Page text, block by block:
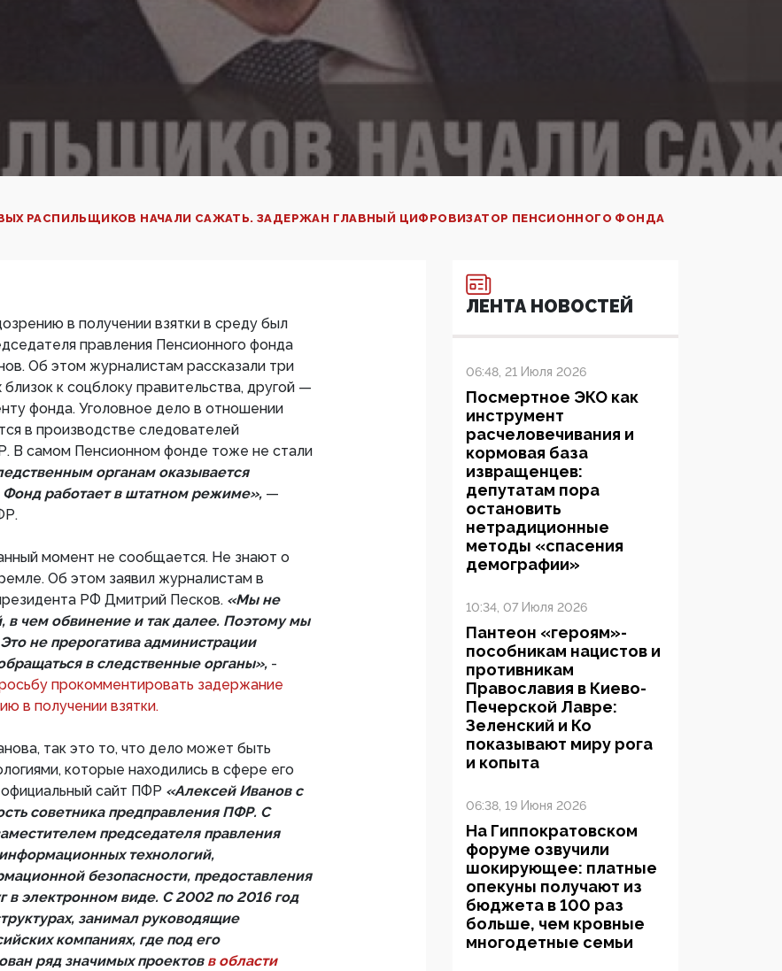
РАСПИЛЬЩИКОВ НАЧАЛИ САЖАТЬ. ЗАДЕРЖАН ГЛАВНЫЙ ЦИФРОВИЗАТОР ПЕНСИОННОГО ФОНДА
в получении взятки в среду был
правления Пенсионного фонда
Об этом журналистам рассказали три
к соцблоку правительства, другой —
фонда. Уголовное дело в отношении
в производстве следователей
В самом Пенсионном фонде тоже не стали
органам оказывается
работает в штатном режиме», —
момент не сообщается. Не знают о
Об этом заявил журналистам в
РФ Дмитрий Песков. «Мы не
в чем обвинение и так далее. Поэтому мы
не прерогатива администрации
в следственные органы», -
прокомментировать задержание
в получении взятки.
так это то, что дело может быть
которые находились в сфере его
сайт ПФР «Алексей Иванов с
советника предправления ПФР. С
председателя правления
технологий,
безопасности, предоставления
электронном виде. С 2002 по 2016 год
занимал руководящие
компаниях, где под его
ряд значимых проектов в области
ЛЕНТА НОВОСТЕЙ
06:48, 21 Июля 2026
Посмертное ЭКО как
инструмент
расчеловечивания и
кормовая база
извращенцев:
депутатам пора
остановить
нетрадиционные
методы «спасения
демографии»
10:34, 07 Июля 2026
Пантеон «героям»-
пособникам нацистов и
противникам
Православия в Киево-
Печерской Лавре:
Зеленский и Ко
показывают миру рога
и копыта
06:38, 19 Июня 2026
На Гиппократовском
форуме озвучили
шокирующее: платные
опекуны получают из
бюджета в 100 раз
больше, чем кровные
многодетные семьи